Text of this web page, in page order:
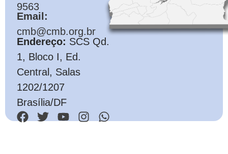
9563
Email:
cmb@cmb.org.br
Endereço: SCS Qd.
1, Bloco I, Ed.
Central, Salas
1202/1207
Brasília/DF